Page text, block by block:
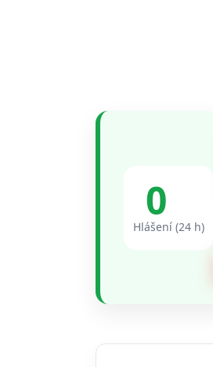
0
Hlášení (24 h)